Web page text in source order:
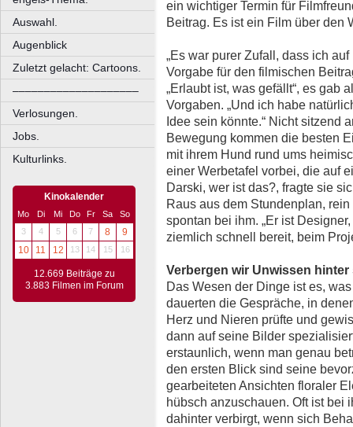
Auswahl.
Augenblick
Zuletzt gelacht: Cartoons.
––––––––––––––––––––
Verlosungen.
Jobs.
Kulturlinks.
Kinokalender
Mo Di Mi Do Fr Sa
So
3
4 5 6 7 8
9
10
11 12 13 14 15 16
12.669 Beiträge zu
3.883 Filmen im Forum
ein wichtiger Termin für
Beitrag. Es ist ein Film über den
„Es war purer Zufall, dass ich
Vorgabe für den filmischen
„Erlaubt ist, was gefällt“, es gab
Vorgaben. „Und ich habe
Idee sein könnte.“ Nicht sitzend
Bewegung kommen die besten
mit ihrem Hund rund ums
einer Werbetafel vorbei, die auf
Darski, wer ist das?, fragte sie
Raus aus dem Stundenplan,
spontan bei ihm. „Er ist
ziemlich schnell bereit, beim
Verbergen wir Unwissen
Das Wesen der Dinge ist es,
dauerten die Gespräche, in
Herz und Nieren prüfte und
dann auf seine Bilder
erstaunlich, wenn man genau
den ersten Blick sind seine
gearbeiteten Ansichten floraler
hübsch anzuschauen. Oft ist bei
dahinter verbirgt, wenn sich